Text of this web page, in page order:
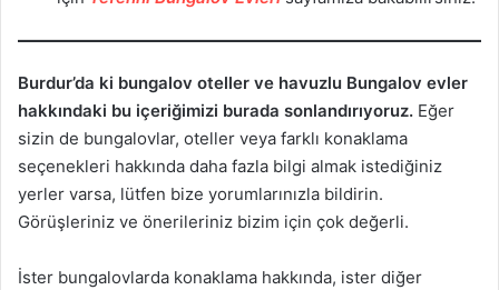
Burdur’da ki bungalov oteller ve havuzlu Bungalov evler
hakkındaki bu içeriğimizi burada sonlandırıyoruz. Eğer
sizin de bungalovlar, oteller veya farklı konaklama
seçenekleri hakkında daha fazla bilgi almak istediğiniz
yerler varsa, lütfen bize yorumlarınızla bildirin.
Görüşleriniz ve önerileriniz bizim için çok değerli.
İster bungalovlarda konaklama hakkında, ister diğer